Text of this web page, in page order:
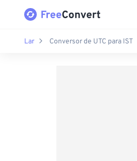
Lar Conversor de UTC para IST